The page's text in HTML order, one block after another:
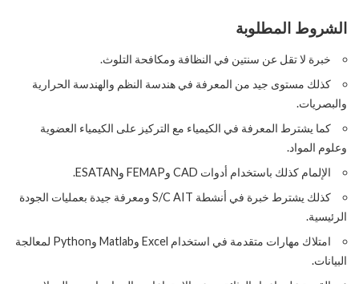
الشروط المطلوبة
خبرة لا تقل عن سنتين في النظافة ومكافحة التلوث.
كذلك مستوى جيد من المعرفة في هندسة النظم والهندسة الحرارية
والبصريات.
كما يشترط المعرفة في الكيمياء مع التركيز على الكيمياء العضوية
وعلوم المواد.
الإلمام كذلك باستخدام أدوات CAD وFEMAP وESATAN.
كذلك يشترط خبرة في أنشطة S/C AIT ومعرفة جيدة بعمليات الجودة
الرئيسية.
امتلاك مهارات متقدمة في استخدام Excel وMatlab وPython لمعالجة
البيانات.